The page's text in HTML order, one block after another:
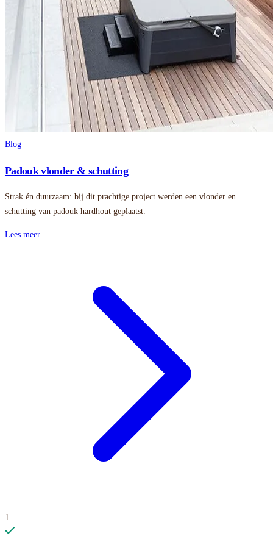
Blog
Padouk vlonder & schutting
Strak én duurzaam: bij dit prachtige project werden een vlonder en
schutting van padouk hardhout geplaatst.
Lees meer
1